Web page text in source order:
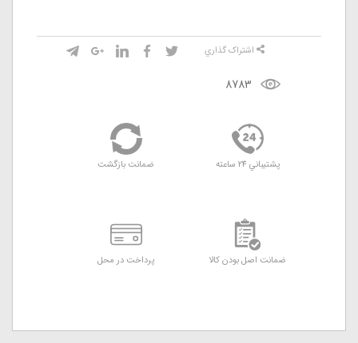
8783
اشتراک گذاري
پشتيباني 24 ساعته ضمانت بازگشت
ضمانت اصل بودن کالا پرداخت در محل